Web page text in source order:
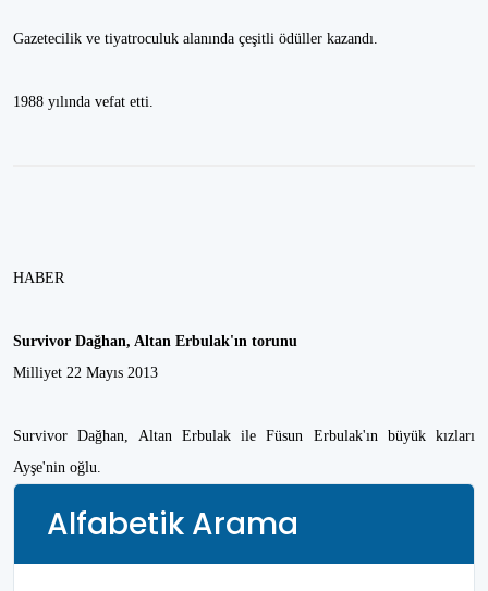
Gazetecilik ve tiyatroculuk alanında çeşitli ödüller kazandı.
1988 yılında vefat etti.
HABER
Survivor Dağhan, Altan Erbulak'ın torunu
Milliyet 22 Mayıs 2013
Survivor Dağhan, Altan Erbulak ile Füsun Erbulak'ın büyük kızları
Ayşe'nin oğlu.
Alfabetik Arama